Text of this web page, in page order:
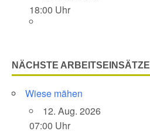
18:00 Uhr
NÄCHSTE ARBEITSEINSÄTZE
Wiese mähen
12. Aug. 2026
07:00 Uhr